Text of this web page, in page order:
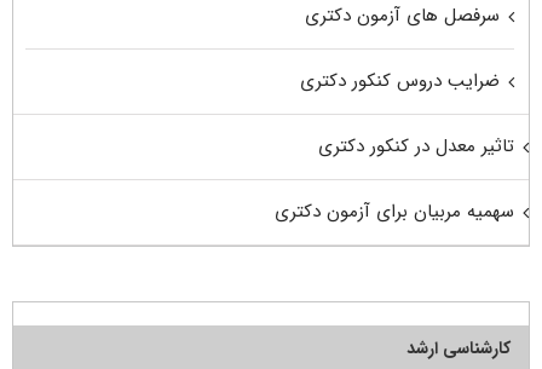
سرفصل های آزمون دکتری
ضرایب دروس کنکور دکتری
تاثیر معدل در کنکور دکتری
سهمیه مربیان برای آزمون دکتری
کارشناسی ارشد